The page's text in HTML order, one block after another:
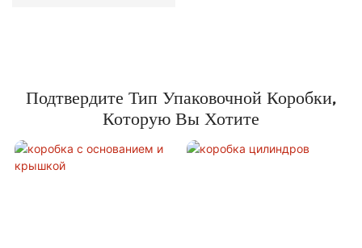
Подтвердите Тип Упаковочной Коробки,
Которую Вы Хотите